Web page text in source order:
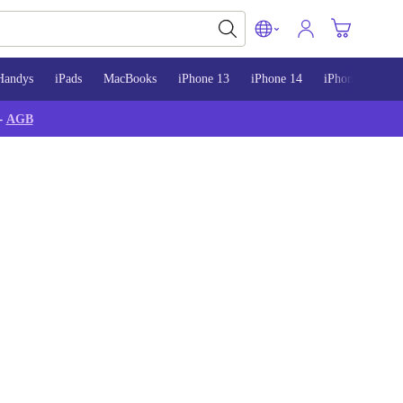
iPads MacBooks iPhone 13 iPhone 14 iPhone 15
AGB